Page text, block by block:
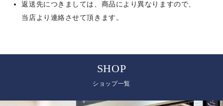
返送先につきましては、商品により異なりますので、
当店より連絡させて頂きます。
SHOP
ショップ一覧